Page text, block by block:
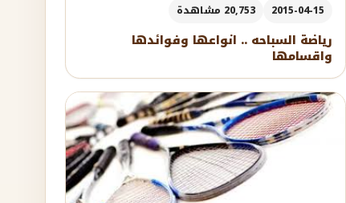
2015-04-15 20,753 مشاهدة
رياضة السباحه .. انواعها وفوائدها
واقسامها